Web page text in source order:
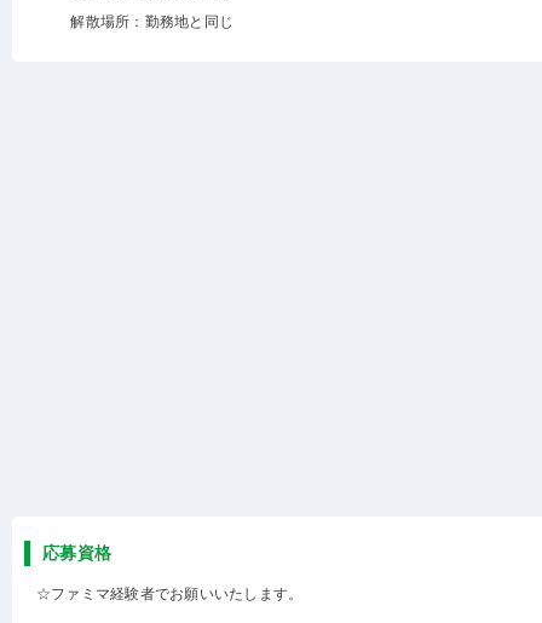
解散場所：勤務地と同じ
応募資格
☆ファミマ経験者でお願いいたします。